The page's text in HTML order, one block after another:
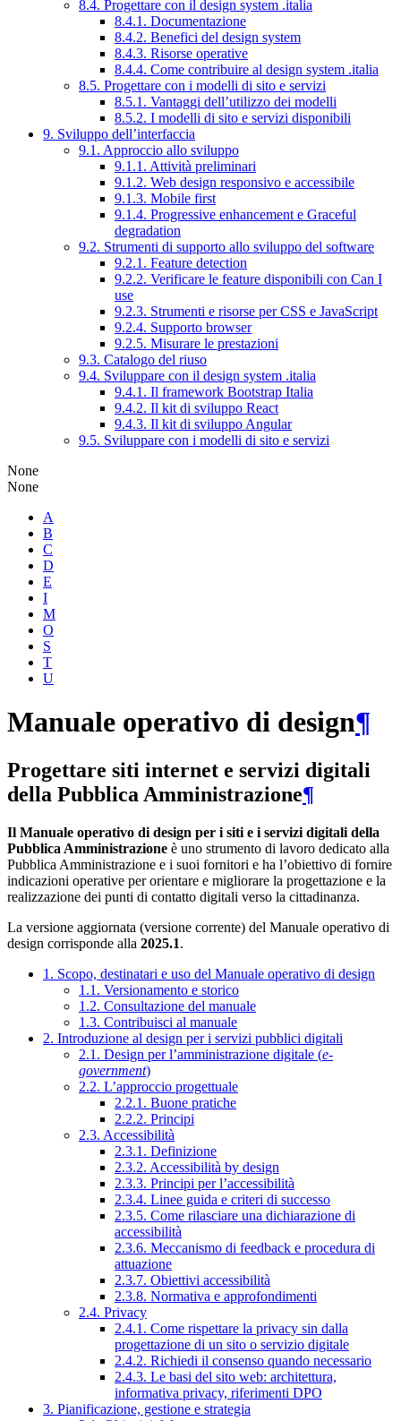
8.4. Progettare con il design system .italia
8.4.1. Documentazione
8.4.2. Benefici del design system
8.4.3. Risorse operative
8.4.4. Come contribuire al design system .italia
8.5. Progettare con i modelli di sito e servizi
8.5.1. Vantaggi dell’utilizzo dei modelli
8.5.2. I modelli di sito e servizi disponibili
9. Sviluppo dell’interfaccia
9.1. Approccio allo sviluppo
9.1.1. Attività preliminari
9.1.2. Web design responsivo e accessibile
9.1.3. Mobile first
9.1.4. Progressive enhancement e Graceful
degradation
9.2. Strumenti di supporto allo sviluppo del software
9.2.1. Feature detection
9.2.2. Verificare le feature disponibili con Can I
use
9.2.3. Strumenti e risorse per CSS e JavaScript
9.2.4. Supporto browser
9.2.5. Misurare le prestazioni
9.3. Catalogo del riuso
9.4. Sviluppare con il design system .italia
9.4.1. Il framework Bootstrap Italia
9.4.2. Il kit di sviluppo React
9.4.3. Il kit di sviluppo Angular
9.5. Sviluppare con i modelli di sito e servizi
None
None
A
B
C
D
E
I
M
O
S
T
U
Manuale operativo di design¶
Progettare siti internet e servizi digitali
della Pubblica Amministrazione¶
Il Manuale operativo di design per i siti e i servizi digitali della
Pubblica Amministrazione è uno strumento di lavoro dedicato alla
Pubblica Amministrazione e i suoi fornitori e ha l’obiettivo di fornire
indicazioni operative per orientare e migliorare la progettazione e la
realizzazione dei punti di contatto digitali verso la cittadinanza.
La versione aggiornata (versione corrente) del Manuale operativo di
design corrisponde alla 2025.1.
1. Scopo, destinatari e uso del Manuale operativo di design
1.1. Versionamento e storico
1.2. Consultazione del manuale
1.3. Contribuisci al manuale
2. Introduzione al design per i servizi pubblici digitali
2.1. Design per l’amministrazione digitale (e-
government)
2.2. L’approccio progettuale
2.2.1. Buone pratiche
2.2.2. Principi
2.3. Accessibilità
2.3.1. Definizione
2.3.2. Accessibilità by design
2.3.3. Principi per l’accessibilità
2.3.4. Linee guida e criteri di successo
2.3.5. Come rilasciare una dichiarazione di
accessibilità
2.3.6. Meccanismo di feedback e procedura di
attuazione
2.3.7. Obiettivi accessibilità
2.3.8. Normativa e approfondimenti
2.4. Privacy
2.4.1. Come rispettare la privacy sin dalla
progettazione di un sito o servizio digitale
2.4.2. Richiedi il consenso quando necessario
2.4.3. Le basi del sito web: architettura,
informativa privacy, riferimenti DPO
3. Pianificazione, gestione e strategia